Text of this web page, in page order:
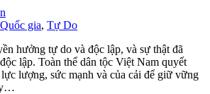
Quốc gia, Tự Do
hưởng tự do và độc lập, và sự thật đã
lập. Toàn thể dân tộc Việt Nam quyết
lượng, sức mạnh và của cải để giữ vững